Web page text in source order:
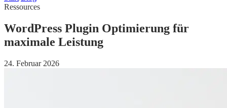
Ressources
WordPress Plugin Optimierung für
maximale Leistung
24. Februar 2026